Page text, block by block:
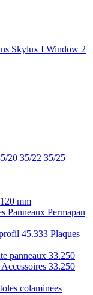
Skylux I Window 2
20 35/22 35/25
120 mm
Panneaux Permapan
45.333 Plaques
panneaux 33.250
Accessoires 33.250
colaminees